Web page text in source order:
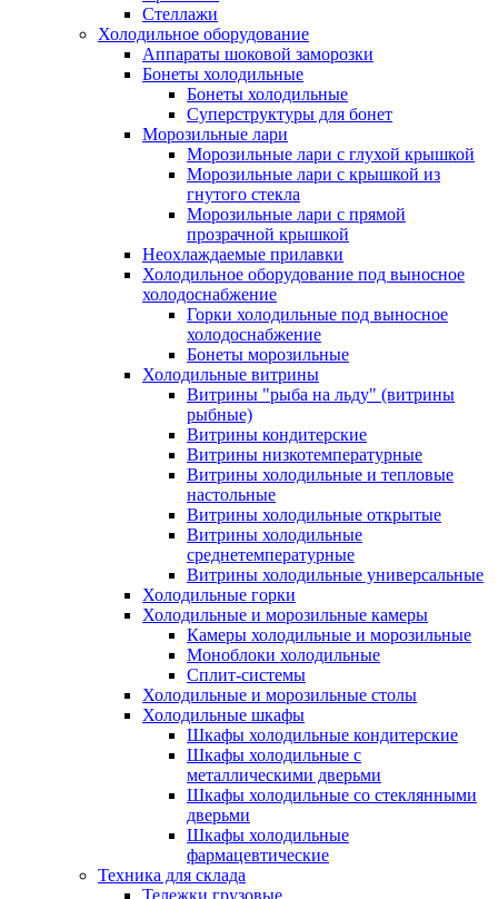
Стеллажи
Холодильное оборудование
Аппараты шоковой заморозки
Бонеты холодильные
Бонеты холодильные
Суперструктуры для бонет
Морозильные лари
Морозильные лари с глухой крышкой
Морозильные лари с крышкой из
гнутого стекла
Морозильные лари с прямой
прозрачной крышкой
Неохлаждаемые прилавки
Холодильное оборудование под выносное
холодоснабжение
Горки холодильные под выносное
холодоснабжение
Бонеты морозильные
Холодильные витрины
Витрины "рыба на льду" (витрины
рыбные)
Витрины кондитерские
Витрины низкотемпературные
Витрины холодильные и тепловые
настольные
Витрины холодильные открытые
Витрины холодильные
среднетемпературные
Витрины холодильные универсальные
Холодильные горки
Холодильные и морозильные камеры
Камеры холодильные и морозильные
Моноблоки холодильные
Сплит-системы
Холодильные и морозильные столы
Холодильные шкафы
Шкафы холодильные кондитерские
Шкафы холодильные с
металлическими дверьми
Шкафы холодильные со стеклянными
дверьми
Шкафы холодильные
фармацевтические
Техника для склада
Тележки грузовые